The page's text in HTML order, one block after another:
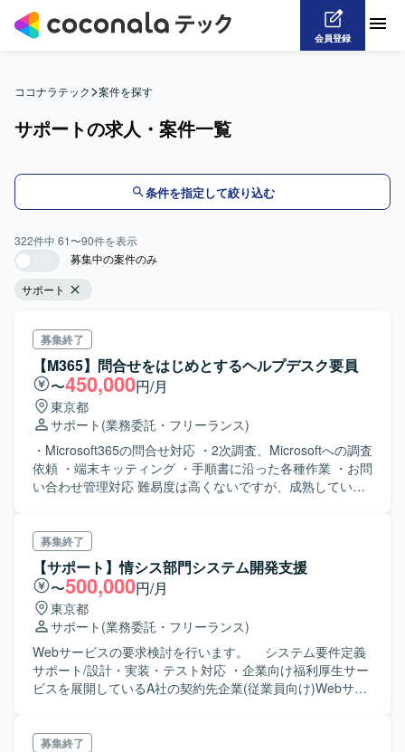
会員登録
ココナラテック>案件を探す
サポートの求人・案件一覧
条件を指定して絞り込む
322件中 61〜90件を表示
募集中の案件のみ
サポート
募集終了
【M365】問合せをはじめとするヘルプデスク要員
〜450,000円/月
東京都
サポート (業務委託・フリーランス)
・Microsoft365の問合せ対応 ・2次調査、Microsoftへの調査
依頼 ・端末キッティング ・手順書に沿った各種作業 ・お問
い合わせ管理対応 難易度は高くないですが、成熟していな
問い合わせ内容を理解し、クローズまでハンドリングでき
ること）
募集終了
【サポート】情シス部門システム開発支援
〜500,000円/月
東京都
サポート (業務委託・フリーランス)
Webサービスの要求検討を行います。 システム要件定義
サポート/設計・実装・テスト対応 ・企業向け福利厚生サー
ビスを展開しているA社の契約先企業(従業員向け)Webサー
門の一員として動いて頂きます)
募集終了